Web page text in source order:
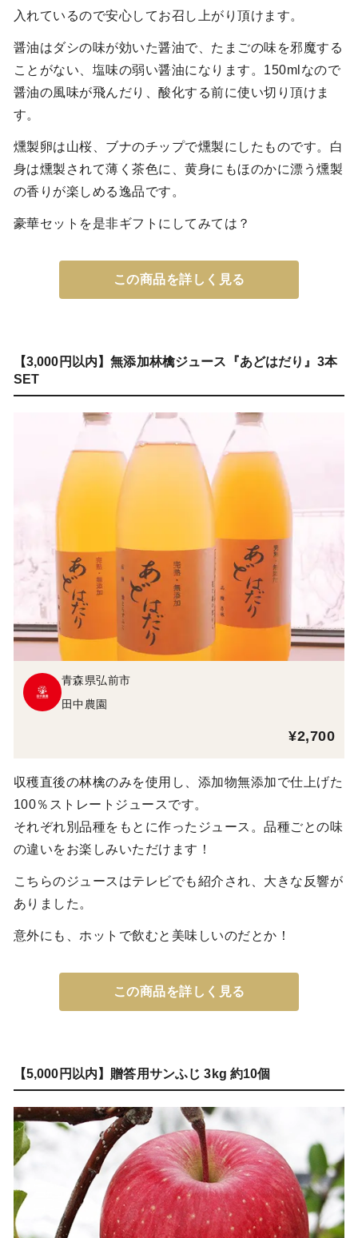
入れているので安心してお召し上がり頂けます。
醤油はダシの味が効いた醤油で、たまごの味を邪魔する
ことがない、塩味の弱い醤油になります。150mlなので
醤油の風味が飛んだり、酸化する前に使い切り頂けま
す。
燻製卵は山桜、ブナのチップで燻製にしたものです。白
身は燻製されて薄く茶色に、黄身にもほのかに漂う燻製
の香りが楽しめる逸品です。
豪華セットを是非ギフトにしてみては？
この商品を詳しく見る
【3,000円以内】無添加林檎ジュース『あどはだり』3本
SET
青森県弘前市
田中農園
¥2,700
収穫直後の林檎のみを使用し、添加物無添加で仕上げた
100％ストレートジュースです。
それぞれ別品種をもとに作ったジュース。品種ごとの味
の違いをお楽しみいただけます！
こちらのジュースはテレビでも紹介され、大きな反響が
ありました。
意外にも、ホットで飲むと美味しいのだとか！
この商品を詳しく見る
【5,000円以内】贈答用サンふじ 3kg 約10個